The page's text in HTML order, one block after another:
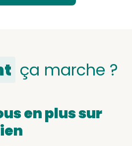
ça marche ?
en plus sur